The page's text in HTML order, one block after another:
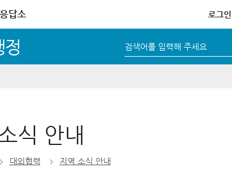
응답소 로그인
정 검색어를 입력해 주세요
식 안내
대외협력 지역 소식 안내